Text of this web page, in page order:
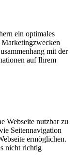
ein optimales
mit der
auf Ihrem
Webseite nutzbar zu
Seitennavigation
ermöglichen.
nicht richtig